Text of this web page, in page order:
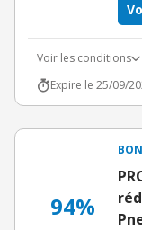
Voir les conditions
Expire le 25/09/
94%